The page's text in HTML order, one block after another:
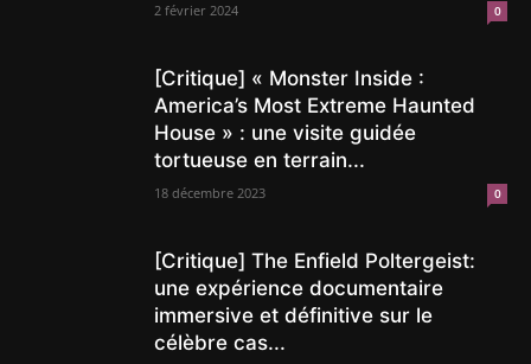
2 février 2024 0
[Critique] « Monster Inside :
America’s Most Extreme Haunted
House » : une visite guidée
tortueuse en terrain...
18 décembre 2023 0
[Critique] The Enfield Poltergeist:
une expérience documentaire
immersive et définitive sur le
célèbre cas...